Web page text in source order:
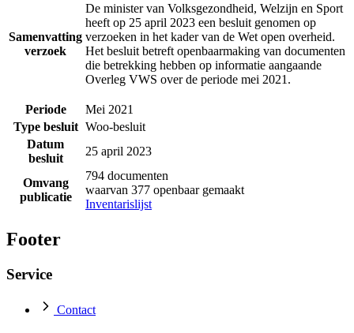
Samenvatting
verzoek
De minister van Volksgezondheid, Welzijn en Sport
heeft op 25 april 2023 een besluit genomen op
verzoeken in het kader van de Wet open overheid.
Het besluit betreft openbaarmaking van documenten
die betrekking hebben op informatie aangaande
Overleg VWS over de periode mei 2021.
Periode
Mei 2021
Type besluit Woo-besluit
Datum
besluit
25 april 2023
Omvang
publicatie
794 documenten
waarvan 377 openbaar gemaakt
Inventarislijst
Footer
Service
Contact